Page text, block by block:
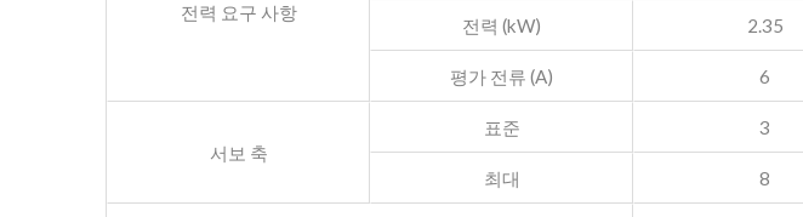
전력 요구 사항
전력 (kW) 2.35
평가 전류 (A) 6
서보 축
표준 3
최대 8